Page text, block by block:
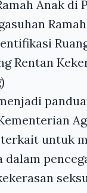
Anak di
Rentan
untuk
dalam